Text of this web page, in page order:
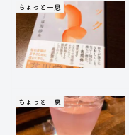
ちょっと一息
ちょっと一息